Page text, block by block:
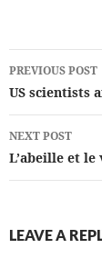
Post
navigation
PREVIOUS POST
US scientists
NEXT POST
L’abeille et le
LEAVE A